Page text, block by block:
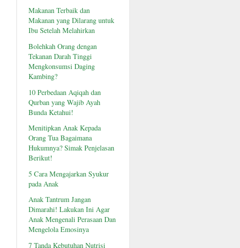
Makanan Terbaik dan
Makanan yang Dilarang untuk
Ibu Setelah Melahirkan
Bolehkah Orang dengan
Tekanan Darah Tinggi
Mengkonsumsi Daging
Kambing?
10 Perbedaan Aqiqah dan
Qurban yang Wajib Ayah
Bunda Ketahui!
Menitipkan Anak Kepada
Orang Tua Bagaimana
Hukumnya? Simak Penjelasan
Berikut!
5 Cara Mengajarkan Syukur
pada Anak
Anak Tantrum Jangan
Dimarahi! Lakukan Ini Agar
Anak Mengenali Perasaan Dan
Mengelola Emosinya
7 Tanda Kebutuhan Nutrisi